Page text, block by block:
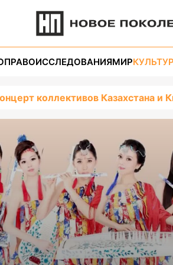
ПРАВОИССЛЕДОВАНИЯМИР
коллективов Казахстана и